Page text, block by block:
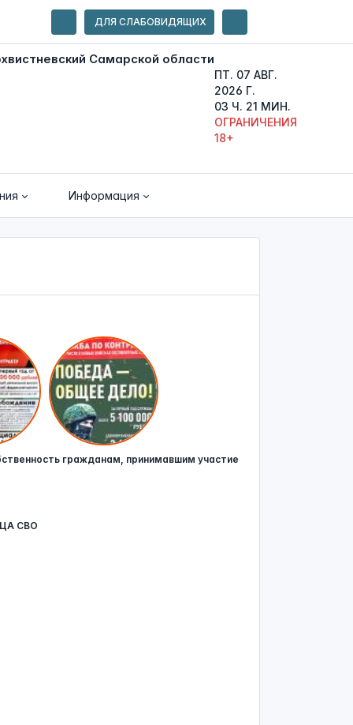
ДЛЯ СЛАБОВИДЯЩИХ
ПТ. 07 АВГ.
2026 Г.
03 Ч. 21 МИН.
ОГРАНИЧЕНИЯ
18+
Информация
гражданам, принимавшим участие
СВО